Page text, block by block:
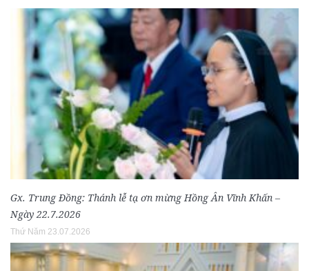
Gx. Trung Đồng: Thánh lễ tạ ơn mừng Hồng Ân Vĩnh Khấn –
Ngày 22.7.2026
Thứ Năm 23.07.2026